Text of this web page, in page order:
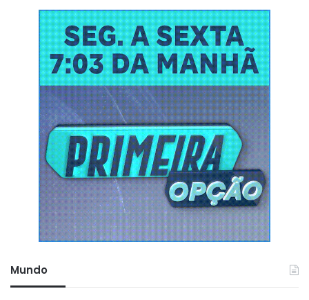
Mundo